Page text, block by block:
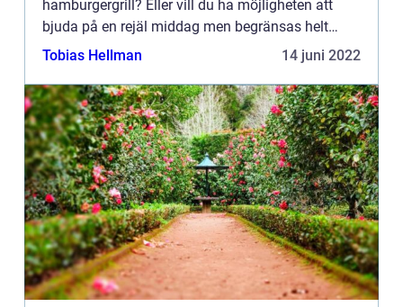
hamburgergrill? Eller vill du ha möjligheten att
bjuda på en rejäl middag men begränsas helt
enkelt av att stekpannan inte räcker till? Då är det
Tobias Hellman 14 juni 2022